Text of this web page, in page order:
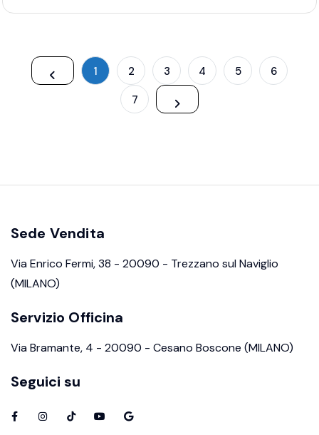
1 2 3 4 5
6
7
Sede Vendita
Via Enrico Fermi, 38 - 20090 - Trezzano sul Naviglio
(MILANO)
Servizio Officina
Via Bramante, 4 - 20090 - Cesano Boscone (MILANO)
Seguici su